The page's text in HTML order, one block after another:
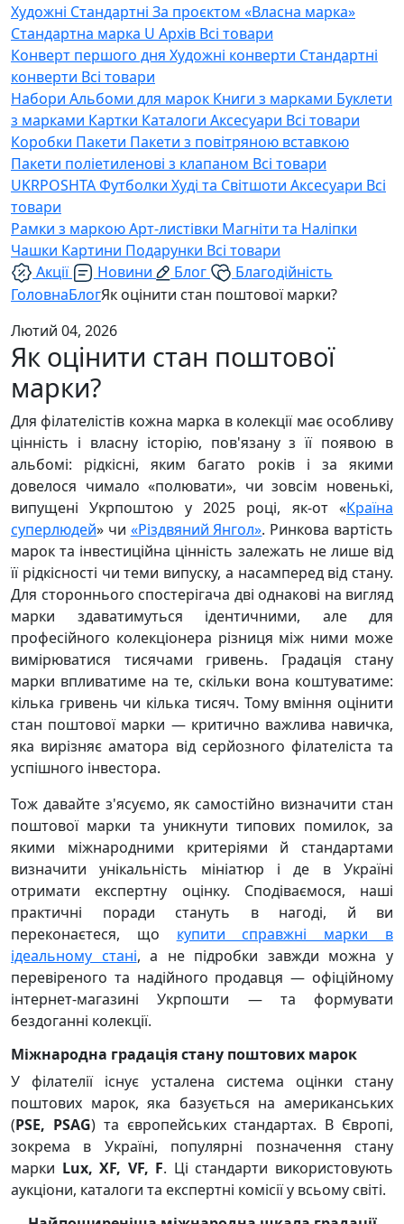
Художні Стандартні За проєктом «Власна марка»
Стандартна марка U Архів Всі товари
Конверт першого дня Художні конверти Стандартні
конверти Всі товари
Набори Альбоми для марок Книги з марками Буклети
з марками Картки Каталоги Аксесуари Всі товари
Коробки Пакети Пакети з повітряною вставкою
Пакети поліетиленові з клапаном Всі товари
UKRPOSHTAФутболки Худі та Світшоти Аксесуари Всі
товари
Рамки з маркоюАрт-листівки Магніти та Наліпки
Чашки Картини Подарунки Всі товари
Акції
Новини Блог
Благодійність
ГоловнаБлогЯк оцінити стан поштової марки?
Лютий 04, 2026
Як оцінити стан поштової
марки?
Для філателістів кожна марка в колекції має особливу
цінність і власну історію, пов'язану з її появою в
альбомі: рідкісні, яким багато років і за якими
довелося чимало «полювати», чи зовсім новенькі,
випущені Укрпоштою у 2025 році, як-от «Країна
суперлюдей» чи «Різдвяний Янгол». Ринкова вартість
марок та інвестиційна цінність залежать не лише від
її рідкісності чи теми випуску, а насамперед від стану.
Для стороннього спостерігача дві однакові на вигляд
марки здаватимуться ідентичними, але для
професійного колекціонера різниця між ними може
вимірюватися тисячами гривень. Градація стану
марки впливатиме на те, скільки вона коштуватиме:
кілька гривень чи кілька тисяч. Тому вміння оцінити
стан поштової марки — критично важлива навичка,
яка вирізняє аматора від серйозного філателіста та
успішного інвестора.
Тож давайте з'ясуємо, як самостійно визначити стан
поштової марки та уникнути типових помилок, за
якими міжнародними критеріями й стандартами
визначити унікальність мініатюр і де в Україні
отримати експертну оцінку. Сподіваємося, наші
практичні поради стануть в нагоді, й ви
переконаєтеся, що купити справжні марки в
ідеальному стані, а не підробки завжди можна у
перевіреного та надійного продавця — офіційному
інтернет-магазині Укрпошти — та формувати
бездоганні колекції.
Міжнародна градація стану поштових марок
У філателії існує усталена система оцінки стану
поштових марок, яка базується на американських
(PSE, PSAG) та європейських стандартах. В Європі,
зокрема в Україні, популярні позначення стану
марки Lux, XF, VF, F. Ці стандарти використовують
аукціони, каталоги та експертні комісії у всьому світі.